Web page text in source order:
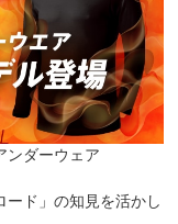
ンダーウェア
ード」の知見を活かし